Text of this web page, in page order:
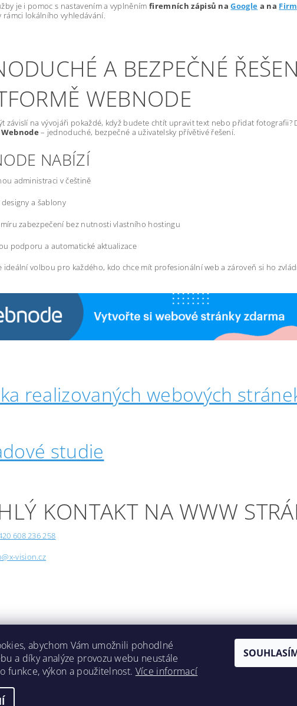
je i pomoc s nastavením a vyplněnímfiremních zápisů naGoogle a na
rámci lokálního vyhledávání.
A BEZPEČNÉ
WEBNODE
závislí na vývojáři pokaždé, když budete chtít upravit text nebo přidat fotografii?
– jednoduché, bezpečné a uživatelsky přívětivé řešení.
NABÍZÍ
administraci v češtině
a šablony
zabezpečení bez nutnosti vlastního hostingu
podporu a automatické aktualizace
ideální volbou pro každého, kdo chce mít profesionální web a zároveň si ho
realizovaných webových
studie
KONTAKT NA WWW
608 236 258
vision.cz
Lokality
abychom Vám umožnili pohodlné
a díky analýze provozu webu neustále
funkce, výkon a použitelnost. Více informací